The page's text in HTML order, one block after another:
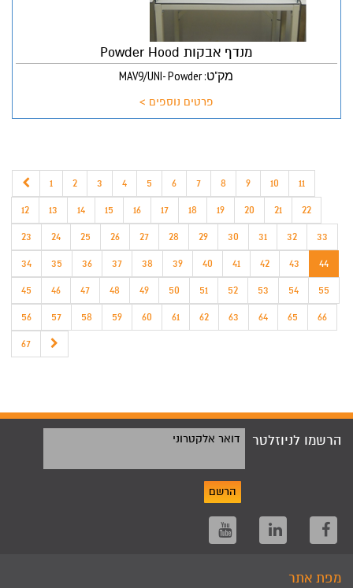
מנדף אבקות Powder Hood
מק"ט: MAV9/UNI- Powder
פרטים נוספים >
1 2 3 4 5 6 7 8 9 10
11
12
13 14 15 16 17 18 19 20 21
22
23
24 25 26 27 28 29 30 31 32
33
34
35 36 37 38 39 40 41 42 43
44
45
46 47 48 49 50 51 52 53 54
55
56
57 58 59 60 61 62 63 64 65
66
67
הרשמו לניוזלטר דואר אלקטרוני
הרשם
מפת אתר